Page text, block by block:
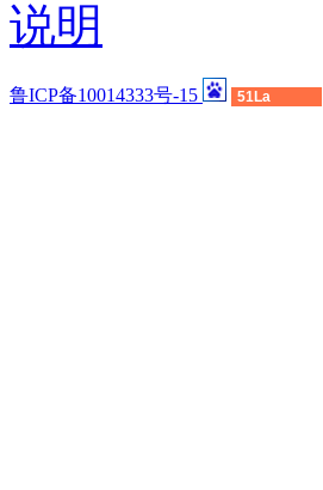
说明
鲁ICP备10014333号-15 51La